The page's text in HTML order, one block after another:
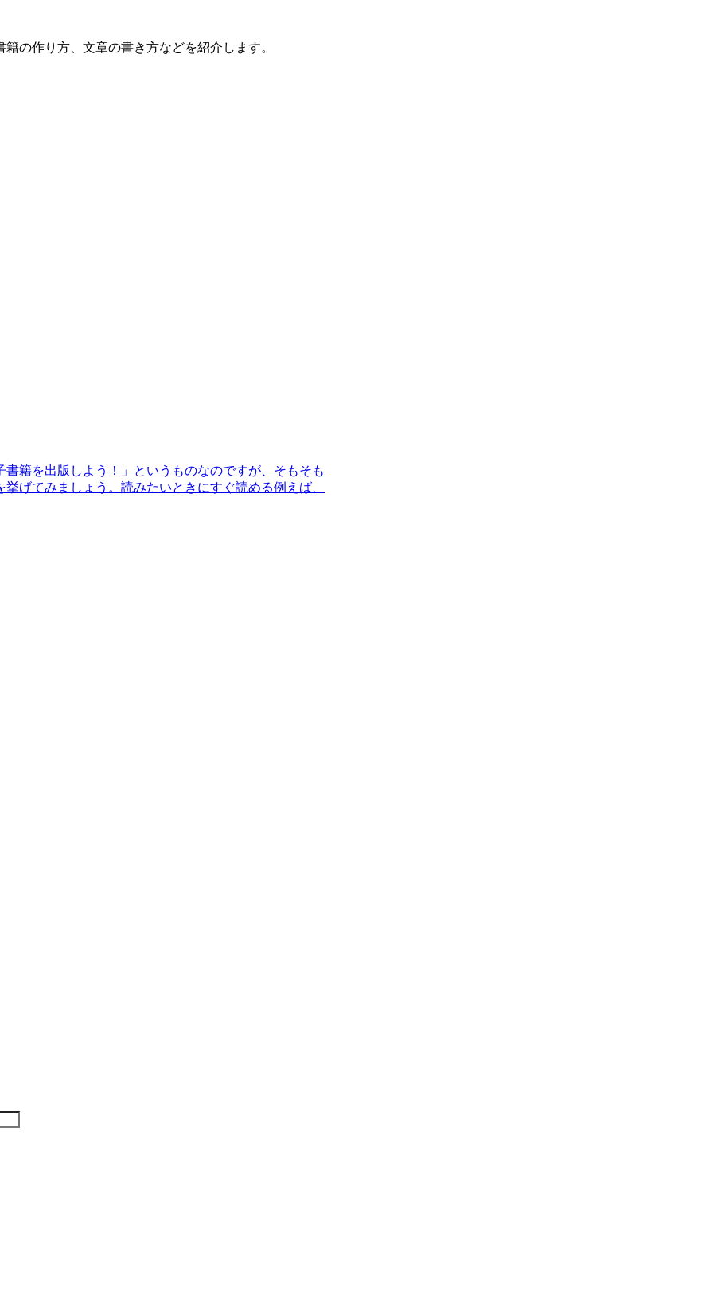
の作り方、文章の書き方などを紹介します。
籍を出版しよう！」というものなのですが、そもそも
げてみましょう。読みたいときにすぐ読める例えば、